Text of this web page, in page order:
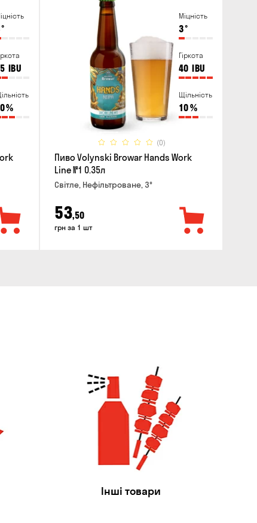
°
IBU
%
Міцність
3°
Гіркота
40 IBU
Щільність
10%
(0)
Пиво Volynski Browar Hands Work
Line №1 0.35л
Світле, Нефільтроване, 3°
53,50
грн за 1 шт
Інші товари